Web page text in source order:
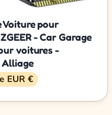
Voiture pour
- Car Garage
voitures -
EUR €